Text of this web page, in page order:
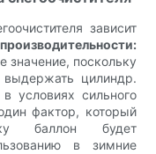
зависит
поскольку
цилиндр.
условиях сильного
фактор, который
баллон будет
в зимние